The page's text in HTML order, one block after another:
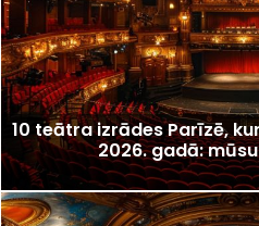
10 teātra izrādes Parīzē,
2026. gadā: